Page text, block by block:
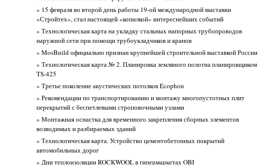
» 15 февраля во второй день работы 19-ой международной выставки
«Стройтех», стал настоящей «копилкой» интереснейших событий
» Технологическая карта на укладку стальных напорных трубопроводов
наружной сети при помощи трубоукладчиков и кранов
» MosBuild официально признан крупнейшей строительной выставкой России
» Технологическая карта № 2. Планировка земляного полотна планировщиком
TS-425
» Третье поколение акустических потолков Ecophon
» Рекомендации по транспортированию и монтажу многопустотных плит
перекрытий с беспетлевыми строповочными узлами
» Монтажная оснастка для временного закрепления сборных элементов
возводимых и разбираемых зданий
» Технологическая карта. Устройство цементобетонных покрытий
автомобильных дорог
» Дни теплоизоляции ROCKWOOL в гипермаркетах OBI